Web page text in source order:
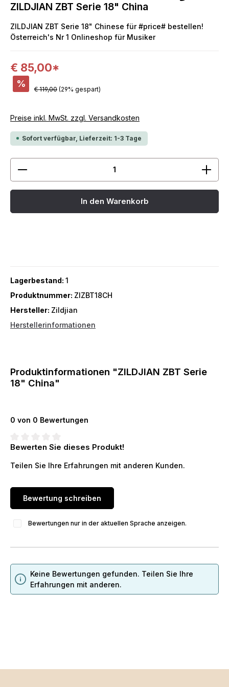
ZILDJIAN ZBT Serie 18" China
ZILDJIAN ZBT Serie 18" Chinese für #price# bestellen!
Österreich's Nr 1 Onlineshop für Musiker
€ 85,00*
%
€ 119,00 (29% gespart)
Preise inkl. MwSt. zzgl. Versandkosten
Sofort verfügbar, Lieferzeit: 1-3 Tage
Produkt Anzahl: Gib den gewünschten Wert ein
In den Warenkorb
Lagerbestand: 1
Produktnummer: ZIZBT18CH
Hersteller: Zildjian
Herstellerinformationen
Produktinformationen "ZILDJIAN ZBT Serie
18" China"
0 von 0 Bewertungen
Durchschnittliche Bewertung von 0 von 5 Sternen
Bewerten Sie dieses Produkt!
Teilen Sie Ihre Erfahrungen mit anderen Kunden.
Bewertung schreiben
Bewertungen nur in der aktuellen Sprache anzeigen.
Keine Bewertungen gefunden. Teilen Sie Ihre
Erfahrungen mit anderen.